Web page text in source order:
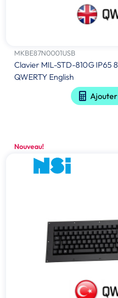
MKBE87N0001USB
Clavier MIL-STD-810G IP65
QWERTY English
Ajouter
Nouveau!